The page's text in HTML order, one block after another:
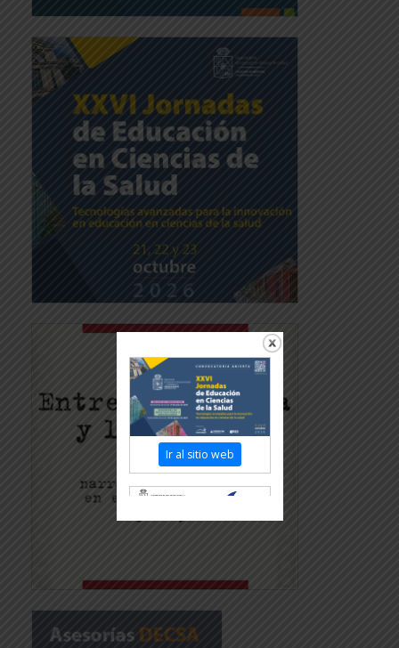
Ir al sitio web
Revisar más información